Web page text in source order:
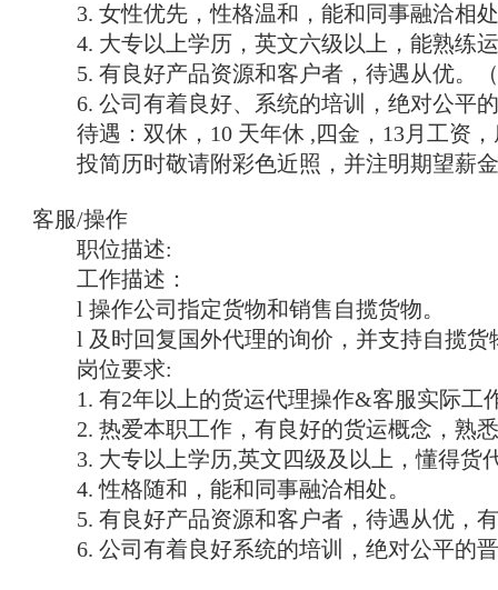
3. 女性优先，性格温和，能和同事融洽相
4. 大专以上学历，英文六级以上，能熟练
5. 有良好产品资源和客户者，待遇从优。
6. 公司有着良好、系统的培训，绝对公平
待遇：双休，10 天年休 ,四金，13月工资，
投简历时敬请附彩色近照，并注明期望薪
客服/操作
职位描述:
工作描述：
l 操作公司指定货物和销售自揽货物。
l 及时回复国外代理的询价，并支持自揽货
岗位要求:
1. 有2年以上的货运代理操作&客服实际工
2. 热爱本职工作，有良好的货运概念，熟
3. 大专以上学历,英文四级及以上，懂得货
4. 性格随和，能和同事融洽相处。
5. 有良好产品资源和客户者，待遇从优，有
6. 公司有着良好系统的培训，绝对公平的